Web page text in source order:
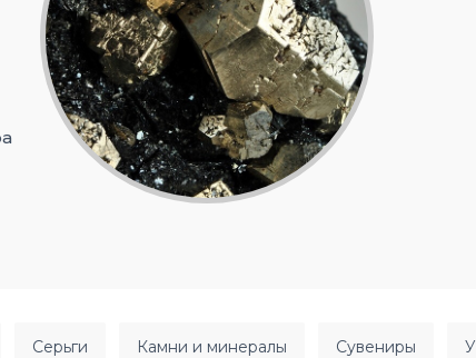
серьги камни и минералы сувениры